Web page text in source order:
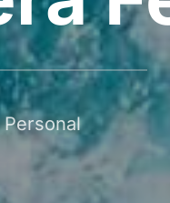
Personal